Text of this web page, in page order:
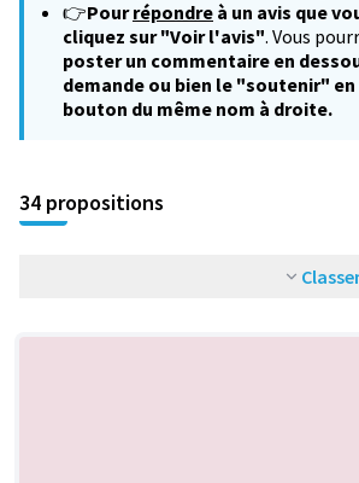
👉Pourrépondre à un avis que
cliquez sur "Voir l'avis". Vous
poster un commentaire en
demande ou bien le "soutenir"
bouton du même nom à droite.
34 propositions